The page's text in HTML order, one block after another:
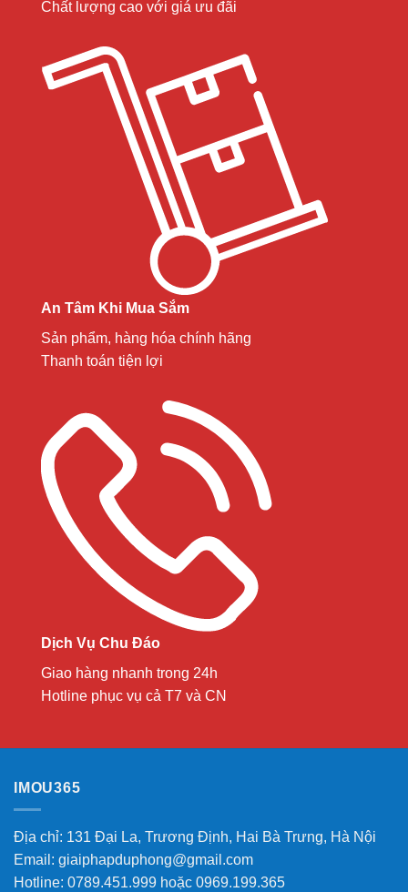
Chất lượng cao với giá ưu đãi
An Tâm Khi Mua Sắm
Sản phẩm, hàng hóa chính hãng
Thanh toán tiện lợi
Dịch Vụ Chu Đáo
Giao hàng nhanh trong 24h
Hotline phục vụ cả T7 và CN
IMOU365
Địa chỉ: 131 Đại La, Trương Định, Hai Bà Trưng, Hà Nội
Email: giaiphapduphong@gmail.com
Hotline: 0789.451.999 hoặc 0969.199.365